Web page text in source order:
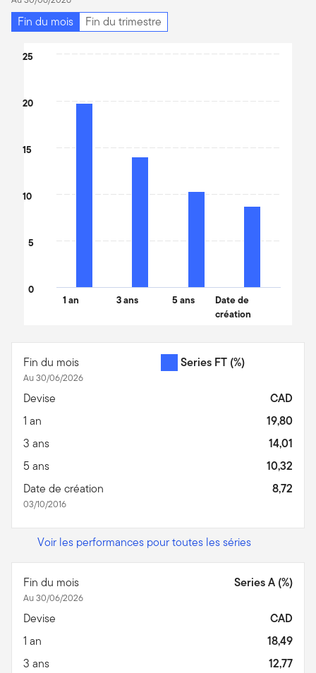
Fin du mois
Fin du trimestre
Chart
The chart has 1 Y axis displaying values. Data ranges from 8.72
1 an 3 ans 5 ans
Date de
création
0
5
10
15
20
25
Fin du mois
Au 30/06/2026
Series FT (%)
Devise
CAD
1 an
19,80
3 ans
14,01
5 ans
10,32
Date de création
03/10/2016
8,72
Voir les performances pour toutes les séries
Fin du mois
Au 30/06/2026
Series A (%)
Devise
CAD
1 an
18,49
3 ans
12,77